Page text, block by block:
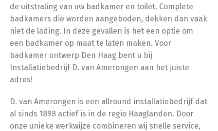
de uitstraling van uw badkamer en toilet. Complete
badkamers die worden aangeboden, dekken dan vaak
niet de lading. In deze gevallen is het een optie om
een badkamer op maat te laten maken. Voor
badkamer ontwerp Den Haag bent u bij
Installatiebedrijf D. van Amerongen aan het juiste
adres!
D. van Amerongen is een allround installatiebedrijf dat
al sinds 1898 actief is in de regio Haaglanden. Door
onze unieke werkwijze combineren wij snelle service,